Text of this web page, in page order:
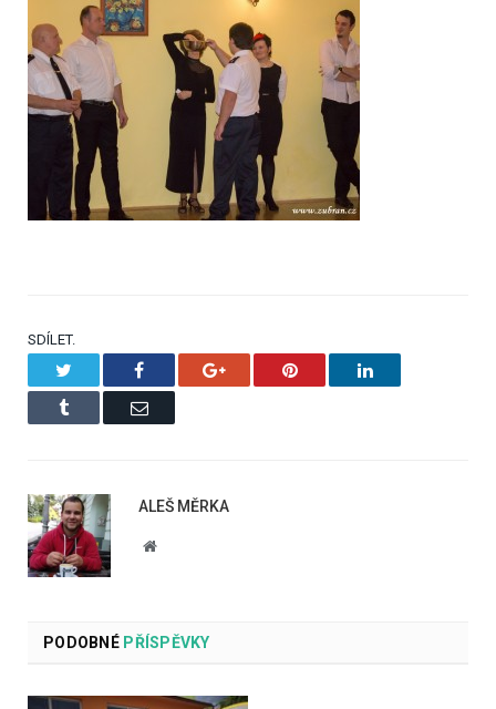
SDÍLET.
Facebook Google+ Pinterest LinkedIn
Tumblr Email
ALEŠ MĚRKA
Website
PODOBNÉPŘÍSPĚVKY